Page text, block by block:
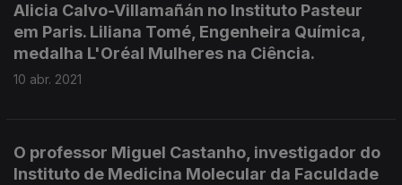
Alicia Calvo-Villamañán no Instituto Pasteur
em Paris. Liliana Tomé, Engenheira Química,
medalha L'Oréal Mulheres na Ciência.
10 abr. 2021
O professor Miguel Castanho, investigador do
Instituto de Medicina Molecular da Faculdade